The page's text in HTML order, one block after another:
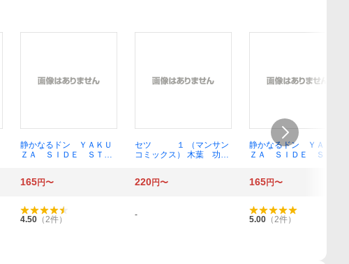
静かなるドン ＹＡＫＵ
ＺＡ ＳＩＤＥ ＳＴＯ
お／著
セツ １ （マンサン
コミックス） 木葉 功
静かなるドン ＹＡＫＵ
ＺＡ ＳＩＤＥ ＳＴＯ
お／著
165円〜 220円〜 165円〜
4.50 （2件） - 5.00 （2件）